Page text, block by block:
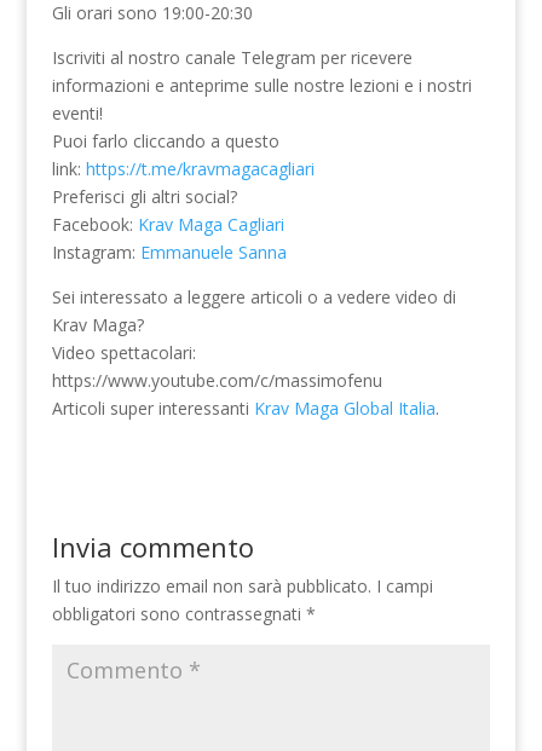
Gli orari sono 19:00-20:30
Iscriviti al nostro canale Telegram per ricevere
informazioni e anteprime sulle nostre lezioni e i nostri
eventi!
Puoi farlo cliccando a questo
link: https://t.me/kravmagacagliari
Preferisci gli altri social?
Facebook: Krav Maga Cagliari
Instagram: Emmanuele Sanna
Sei interessato a leggere articoli o a vedere video di
Krav Maga?
Video spettacolari:
https://www.youtube.com/c/massimofenu
Articoli super interessanti Krav Maga Global Italia.
Invia commento
Il tuo indirizzo email non sarà pubblicato. I campi
obbligatori sono contrassegnati *